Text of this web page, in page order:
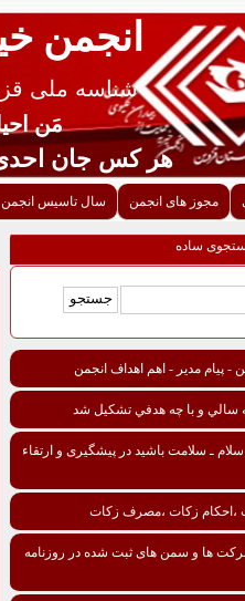
انجمن
شناسه ملی قزوین
مَن احیاها
کس جان احدی را
مجوز های انجمن سال تاسیس انجمن
ساده
- پیام مدیر - اهم اهداف انجمن
سالي و با چه هدفي تشكيل شد
ـ سلامت باشید در پیشگیری و ارتقاء
،احکام زکات ،مصرف زکات
ها و سمن های ثبت شده در روزنامه